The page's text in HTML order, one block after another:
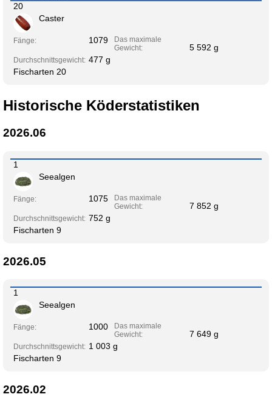
20
Caster
Fänge: 1079
Das maximale
Gewicht:
5 592 g
Durchschnittsgewicht: 477 g
Fischarten 20
Historische Köderstatistiken
2026.06
1
Seealgen
Fänge: 1075
Das maximale
Gewicht:
7 852 g
Durchschnittsgewicht: 752 g
Fischarten 9
2026.05
1
Seealgen
Fänge: 1000
Das maximale
Gewicht:
7 649 g
Durchschnittsgewicht: 1 003 g
Fischarten 9
2026.02